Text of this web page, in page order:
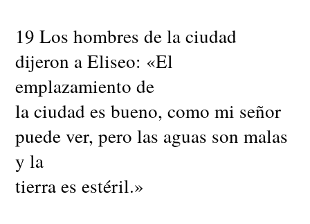
19 Los hombres de la ciudad
dijeron a Eliseo: «El
emplazamiento de
la ciudad es bueno, como mi señor
puede ver, pero las aguas son malas
y la
tierra es estéril.»